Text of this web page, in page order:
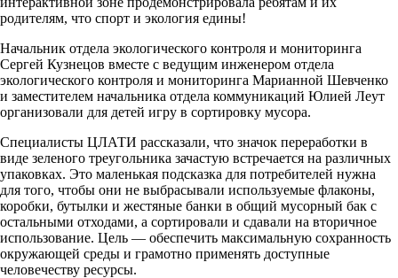
родителям, что спорт и экология едины!
Начальник отдела экологического контроля и мониторинга
Сергей Кузнецов вместе с ведущим инженером отдела
экологического контроля и мониторинга Марианной Шевченко
и заместителем начальника отдела коммуникаций Юлией Леут
организовали для детей игру в сортировку мусора.
Специалисты ЦЛАТИ рассказали, что значок переработки в
виде зеленого треугольника зачастую встречается на различных
упаковках. Это маленькая подсказка для потребителей нужна
для того, чтобы они не выбрасывали используемые флаконы,
коробки, бутылки и жестяные банки в общий мусорный бак с
остальными отходами, а сортировали и сдавали на вторичное
использование. Цель — обеспечить максимальную сохранность
окружающей среды и грамотно применять доступные
человечеству ресурсы.